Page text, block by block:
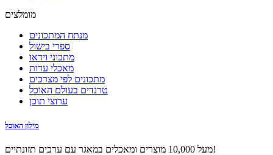
מומלצים
מנתח המתכונים
ספרי בישול
מתכוני וידאו
מאכלי עדות
מתכונים לפי מצרכים
טרנדים בעולם האוכל
ערוצי תוכן
מילון האוכל
מעל 10,000 מוצרים ומאכלים במאגר עם ערכים תזונתיים!